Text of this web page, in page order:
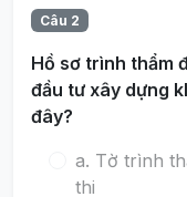
Câu 2
Hồ sơ trình thẩm
đầu tư xây dựng
đây?
a. Tờ trình
thi